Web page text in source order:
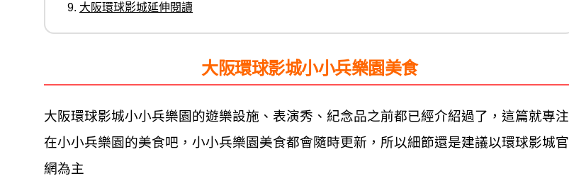
大阪環球影城延伸閱讀
大阪環球影城小小兵樂園美食
大阪環球影城小小兵樂園的遊樂設施、表演秀、紀念品之前都已經介紹過了，這篇就專注
在小小兵樂園的美食吧，小小兵樂園美食都會隨時更新，所以細節還是建議以環球影城官
網為主